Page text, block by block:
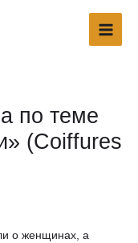
Main
по теме
(Coiffures
о женщинах, а